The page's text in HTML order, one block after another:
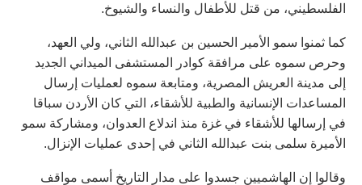
الفلسطيني، من قتل للأطفال والنساء والشيوخ.
كما ثمنوا سمو الأمير الحسين بن عبدالله الثاني، ولي العهد،
وحرص سموه على مرافقة كوادر المستشفى الميداني الجديد
إلى مدينة العريش المصرية، ومتابعة سموه لعمليات إرسال
المساعدات الإنسانية والطبية للأشقاء، التي كان الأردن سباقا
في إرسالها للأشقاء في غزة منذ اندلاع العدوان، ومشاركة سمو
الأميرة سلمى بنت عبدالله الثاني في إحدى عمليات الإنزال.
وقالوا إن الهاشميين جسدوا على مدار التاريخ أسمى مواقف